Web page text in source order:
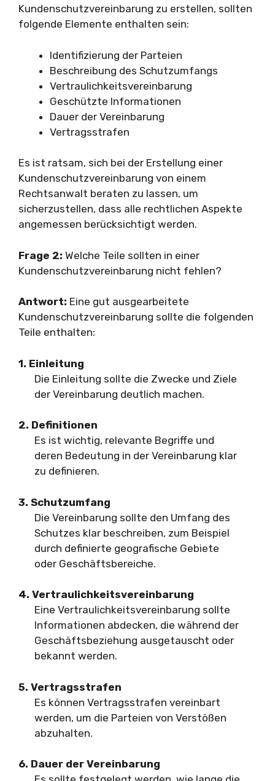
Kundenschutzvereinbarung zu erstellen, sollten
folgende Elemente enthalten sein:
Identifizierung der Parteien
Beschreibung des Schutzumfangs
Vertraulichkeitsvereinbarung
Geschützte Informationen
Dauer der Vereinbarung
Vertragsstrafen
Es ist ratsam, sich bei der Erstellung einer
Kundenschutzvereinbarung von einem
Rechtsanwalt beraten zu lassen, um
sicherzustellen, dass alle rechtlichen Aspekte
angemessen berücksichtigt werden.
Frage 2: Welche Teile sollten in einer
Kundenschutzvereinbarung nicht fehlen?
Antwort: Eine gut ausgearbeitete
Kundenschutzvereinbarung sollte die folgenden
Teile enthalten:
1. Einleitung
Die Einleitung sollte die Zwecke und Ziele
der Vereinbarung deutlich machen.
2. Definitionen
Es ist wichtig, relevante Begriffe und
deren Bedeutung in der Vereinbarung klar
zu definieren.
3. Schutzumfang
Die Vereinbarung sollte den Umfang des
Schutzes klar beschreiben, zum Beispiel
durch definierte geografische Gebiete
oder Geschäftsbereiche.
4. Vertraulichkeitsvereinbarung
Eine Vertraulichkeitsvereinbarung sollte
Informationen abdecken, die während der
Geschäftsbeziehung ausgetauscht oder
bekannt werden.
5. Vertragsstrafen
Es können Vertragsstrafen vereinbart
werden, um die Parteien von Verstößen
abzuhalten.
6. Dauer der Vereinbarung